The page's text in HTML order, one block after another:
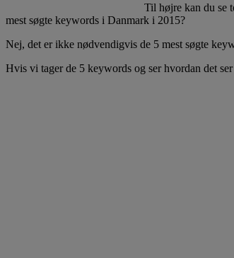
Til højre kan du se
mest søgte keywords i Danmark i 2015?
Nej, det er ikke nødvendigvis de 5 mest søgte
Hvis vi tager de 5 keywords og ser hvordan det